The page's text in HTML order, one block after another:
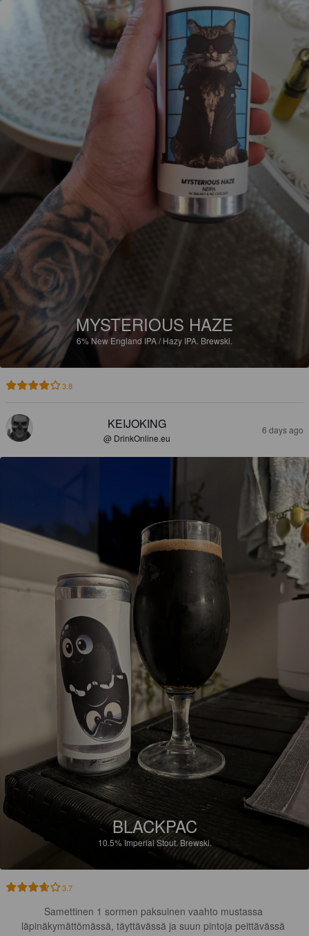
MYSTERIOUS HAZE
6%New England IPA / Hazy IPA. Brewski.
3.8
KEIJOKING
@ DrinkOnline.eu
6 days ago
BLACKPAC
10.5% Imperial Stout. Brewski.
3.7
Samettinen 1 sormen paksuinen vaahto mustassa
läpinäkymättömässä, täyttävässä ja suun pintoja peittävässä